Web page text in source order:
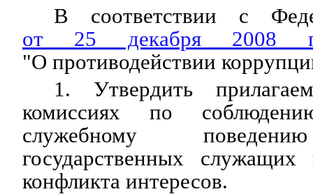
В соответствии с
от 25 декабря
"О противодействии
1. Утвердить
комиссиях по
служебному
государственных
конфликта интересов.